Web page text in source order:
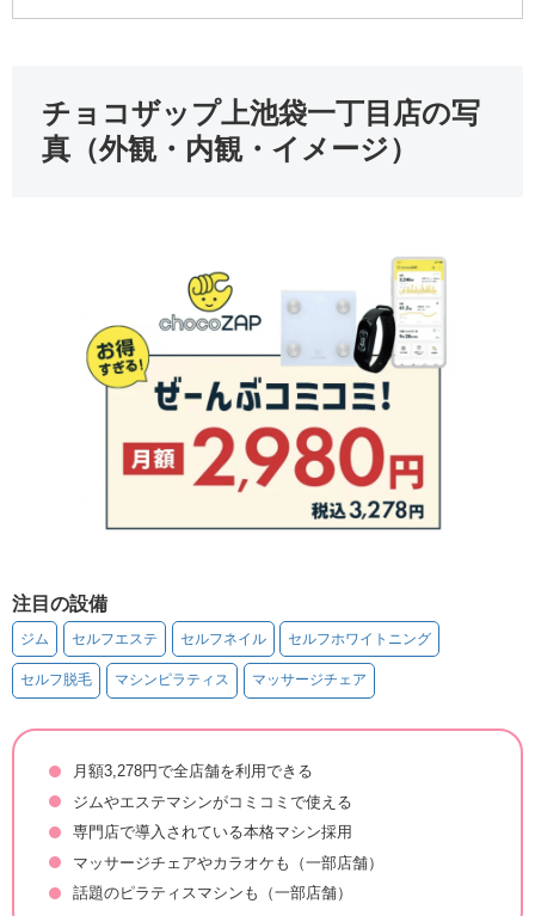
チョコザップ上池袋一丁目店の写
真（外観・内観・イメージ）
注目の設備
ジム セルフエステ セルフネイル セルフホワイトニング
セルフ脱毛 マシンピラティス マッサージチェア
月額3,278円で全店舗を利用できる
ジムやエステマシンがコミコミで使える
専門店で導入されている本格マシン採用
マッサージチェアやカラオケも（一部店舗）
話題のピラティスマシンも（一部店舗）